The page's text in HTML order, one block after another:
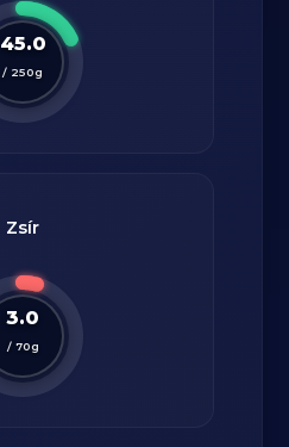
45.0
/ 250g
Zsír
3.0
/ 70g